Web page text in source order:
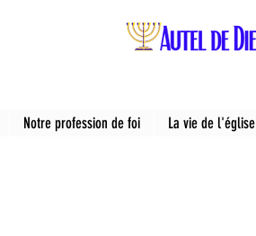
Notre profession de foi La vie de l'église